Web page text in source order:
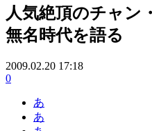
人気絶頂のチャン
無名時代を語る
2009.02.20 17:18
0
あ
あ